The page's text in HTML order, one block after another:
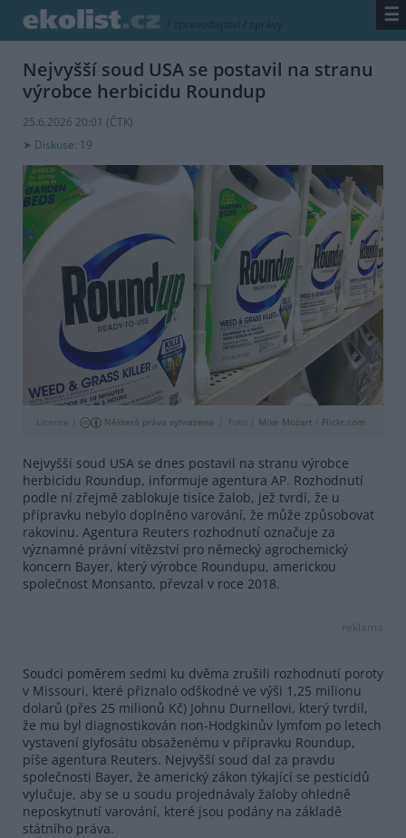
/ zpravodajství / zprávy ☰
Nejvyšší soud USA se postavil na stranu
výrobce herbicidu Roundup
25.6.2026 20:01 (ČTK)
Diskuse: 19
Licence | Některá práva vyhrazena Foto | Mike Mozart Flickr.com
Nejvyšší soud USA se dnes postavil na stranu výrobce
herbicidu Roundup, informuje agentura AP. Rozhodnutí
podle ní zřejmě zablokuje tisíce žalob, jež tvrdí, že u
přípravku nebylo doplněno varování, že může způsobovat
rakovinu. Agentura Reuters rozhodnutí označuje za
významné právní vítězství pro německý agrochemický
koncern Bayer, který výrobce Roundupu, americkou
společnost Monsanto, převzal v roce 2018.
reklama
Soudci poměrem sedmi ku dvěma zrušili rozhodnutí poroty
v Missouri, které přiznalo odškodné ve výši 1,25 milionu
dolarů (přes 25 milionů Kč) Johnu Durnellovi, který tvrdil,
že mu byl diagnostikován non-Hodgkinův lymfom po letech
vystavení glyfosátu obsaženému v přípravku Roundup,
píše agentura Reuters. Nejvyšší soud dal za pravdu
společnosti Bayer, že americký zákon týkající se pesticidů
vylučuje, aby se u soudu projednávaly žaloby ohledně
neposkytnutí varování, které jsou podány na základě
státního práva.